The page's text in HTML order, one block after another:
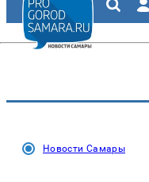
Новости Самары